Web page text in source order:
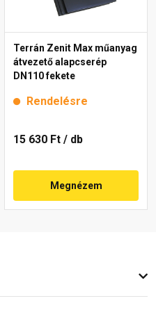
Terrán Zenit Max műanyag
átvezető alapcserép
DN110 fekete
Rendelésre
15 630 Ft / db
Megnézem